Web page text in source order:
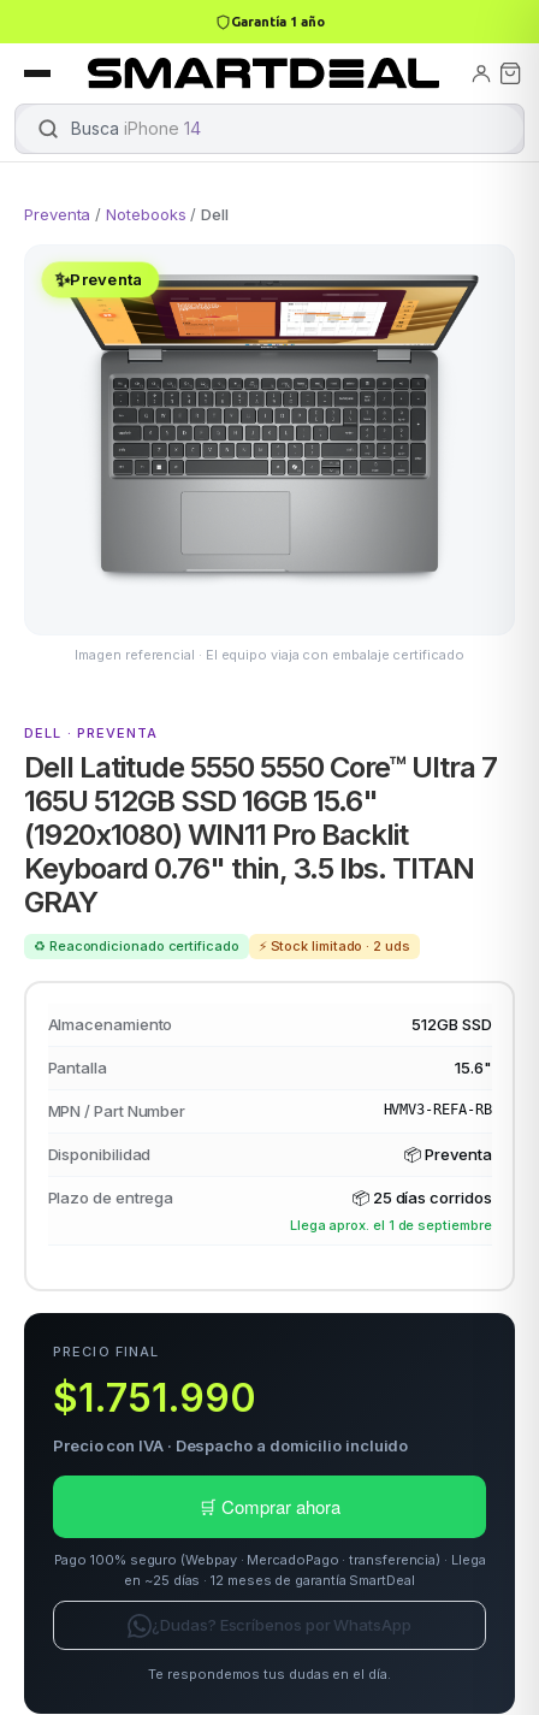
Garantía 1 año
Busca iPhone 14
ACER
Preventa /Notebooks /Dell
✨Preventa
Imagen referencial · El equipo viaja con embalaje certificado
DELL · PREVENTA
Dell Latitude 5550 5550 Core™ Ultra 7
165U 512GB SSD 16GB 15.6"
(1920x1080) WIN11 Pro Backlit
Keyboard 0.76" thin, 3.5 lbs. TITAN
GRAY
♻️ Reacondicionado certificado ⚡ Stock limitado · 2 uds
Almacenamiento 512GB SSD
Pantalla 15.6"
MPN / Part Number HVMV3-REFA-RB
Disponibilidad 📦 Preventa
Plazo de entrega 📦 25 días corridos
Llega aprox. el 1 de septiembre
PRECIO FINAL
$1.751.990
Precio con IVA · Despacho a domicilio incluido
🛒 Comprar ahora
Pago 100% seguro (Webpay · MercadoPago · transferencia) · Llega
en ~25 días · 12 meses de garantía SmartDeal
¿Dudas? Escríbenos por WhatsApp
Te respondemos tus dudas en el día.